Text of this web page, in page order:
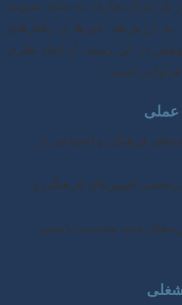
یک ابزار تجاری، به مثابه نیرویی
ارزش‌ها، باورها و رفتارهای
در این زمینه، از ابعاد نظری
فراوانی است:
عملی
فرهنگی و اجتماعی از
کمپین‌های فرهنگی و
جدید متناسب با بستر
شغلی